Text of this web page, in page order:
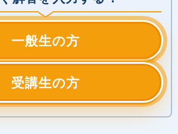
一般生の方
受講生の方